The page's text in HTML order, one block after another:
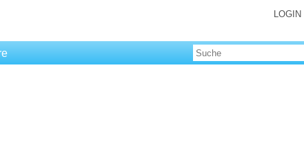
LOGIN